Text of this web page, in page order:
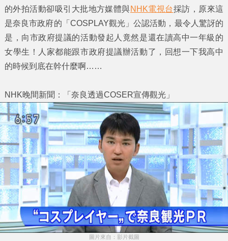
的外拍活動卻吸引大批地方媒體與NHK電視台採訪，原來這
是奈良市政府的 「COSPLAY觀光」公認活動，最令人驚訝的
是，向市政府提議的活動發起人竟然是還在讀高中一年級的
女學生！人家都能跟市政府提議辦活動了，回想一下我高中
的時候到底在幹什麼啊……
NHK晚間新聞：「奈良透過COSER宣傳觀光」
圖片來自：影片截圖